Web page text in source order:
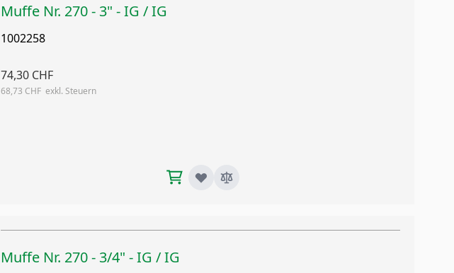
Muffe Nr. 270 - 3" - IG / IG
1002258
74,30 CHF
68,73 CHF
Muffe Nr. 270 - 3/4" - IG / IG